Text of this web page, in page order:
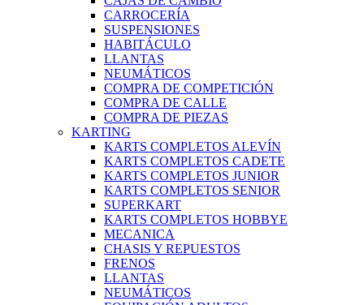
CARROCERÍA
SUSPENSIONES
HABITÁCULO
LLANTAS
NEUMÁTICOS
COMPRA DE COMPETICIÓN
COMPRA DE CALLE
COMPRA DE PIEZAS
KARTING
KARTS COMPLETOS ALEVÍN
KARTS COMPLETOS CADETE
KARTS COMPLETOS JUNIOR
KARTS COMPLETOS SENIOR
SUPERKART
KARTS COMPLETOS HOBBYE
MECANICA
CHASIS Y REPUESTOS
FRENOS
LLANTAS
NEUMÁTICOS